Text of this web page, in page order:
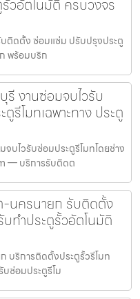
วอัตโนมัติ ครบวงจร
ติดตั้ง ซ่อมแซ่ม ปรับปรุงประตู
พร้อมบริก
รี งานซ่อมจบไวรับ
รีโมทเฉพาะทาง ประตู
บไวรับซ่อมประตูรีโมทโดยช่าง
— บริการรับติดต
-นครนายก รับติดตั้ง
ทำประตูรั้วอัตโนมัติ
บริการติดตั้งประตูรั้วรีโมท
บซ่อมประตูรีโม